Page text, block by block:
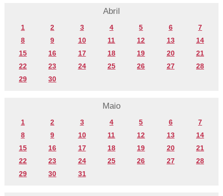
Abril
1 2 3 4 5 6
7
8
9 10 11 12 13
14
15
16 17 18 19 20
21
22
23 24 25 26 27
28
29
30
Maio
1 2 3 4 5 6
7
8
9 10 11 12 13
14
15
16 17 18 19 20
21
22
23 24 25 26 27
28
29
30 31